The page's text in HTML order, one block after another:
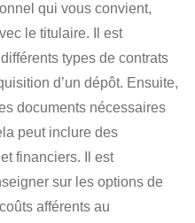
qui vous convient,
le titulaire.
Il est
types de contrats
d’un dépôt. Ensuite,
documents nécessaires
peut inclure des
financiers. Il est
sur les options de
afférents au